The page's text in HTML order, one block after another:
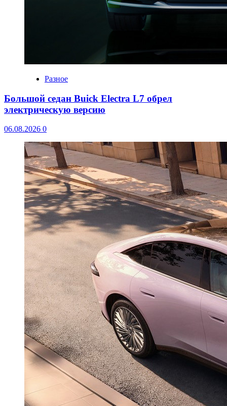
Разное
Большой седан Buick Electra L7 обрел
электрическую версию
06.08.2026 0